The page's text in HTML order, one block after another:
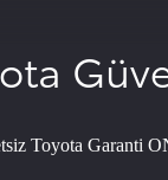
Toyota Garanti